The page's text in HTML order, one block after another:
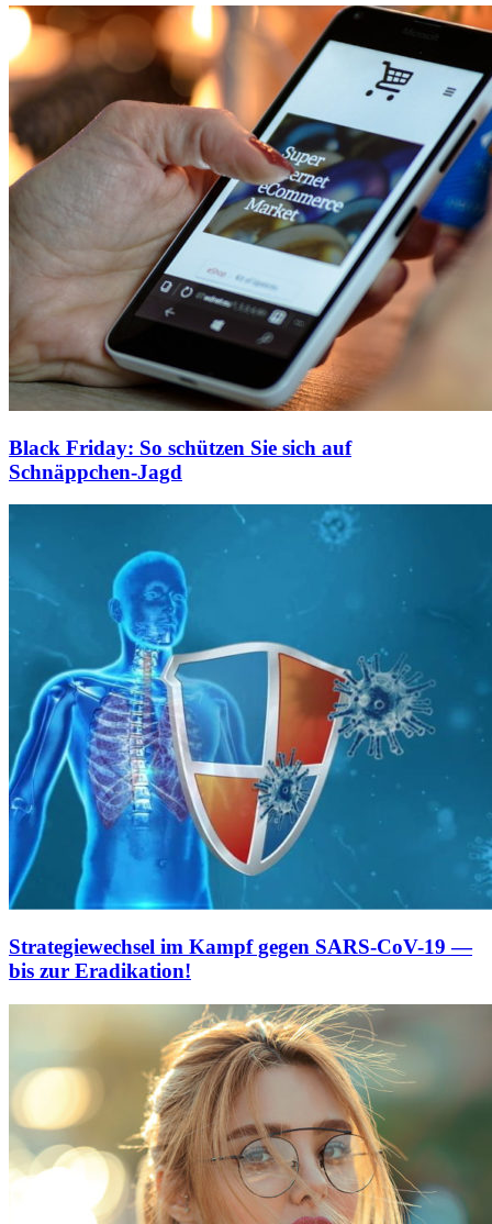
Black Friday: So schützen Sie sich auf
Schnäppchen-Jagd
Strategiewechsel im Kampf gegen SARS-CoV-19 —
bis zur Eradikation!